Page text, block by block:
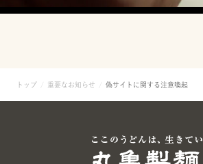
トップ 重要なお知らせ 偽サイトに関する注意喚起